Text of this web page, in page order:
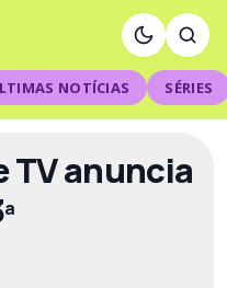
NOTÍCIAS SÉRIES
TV anuncia